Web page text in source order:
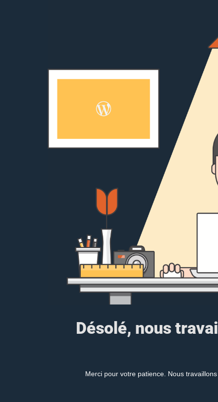
Désolé, nous
Merci pour votre patience. Nous